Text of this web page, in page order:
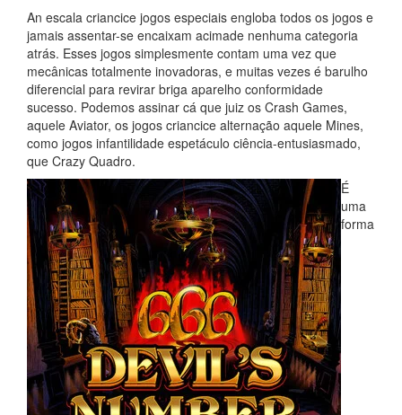
An escala criancice jogos especiais engloba todos os jogos e
jamais assentar-se encaixam acimade nenhuma categoria
atrás. Esses jogos simplesmente contam uma vez que
mecânicas totalmente inovadoras, e muitas vezes é barulho
diferencial para revirar briga aparelho conformidade
sucesso. Podemos assinar cá que juiz os Crash Games,
aquele Aviator, os jogos criancice alternação aquele Mines,
como jogos infantilidade espetáculo ciência-entusiasmado,
que Crazy Quadro.
É
uma
forma